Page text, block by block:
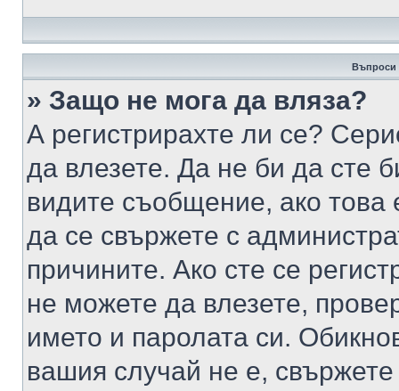
Въпроси
» Защо не мога да вляза?
А регистрирахте ли се?
да влезете. Да не би да сте
видите съобщение, ако това
да се свържете с
причините. Ако сте се
не можете да влезете,
името и паролата си.
вашия случай не е,